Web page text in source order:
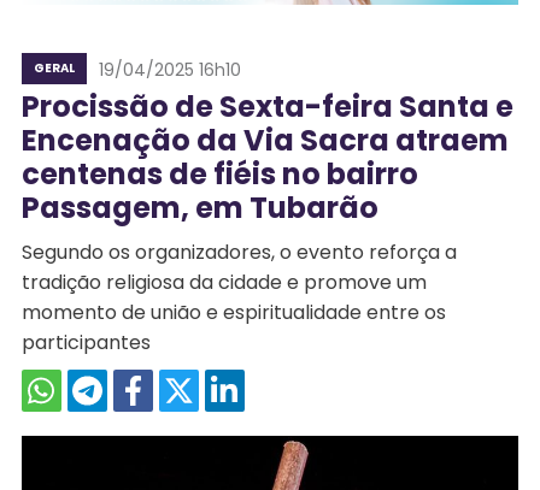
GERAL 19/04/2025 16h10
Procissão de Sexta-feira Santa e
Encenação da Via Sacra atraem
centenas de fiéis no bairro
Passagem, em Tubarão
Segundo os organizadores, o evento reforça a
tradição religiosa da cidade e promove um
momento de união e espiritualidade entre os
participantes